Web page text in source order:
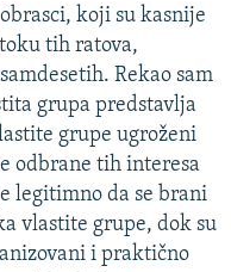
koji su kasnije
tih ratova,
Rekao sam
grupa predstavlja
grupe ugroženi
odbrane tih interesa
legitimno da se brani
vlastite grupe, dok su
i praktično